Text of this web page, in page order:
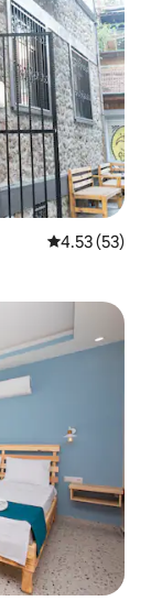
レビュー53
4.53 (53)